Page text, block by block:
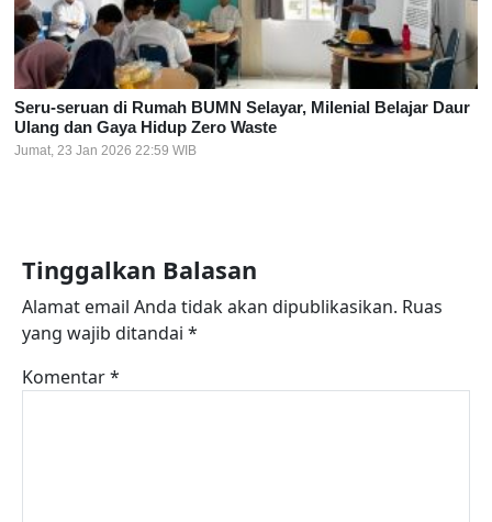
Seru-seruan di Rumah BUMN Selayar, Milenial Belajar Daur
Ulang dan Gaya Hidup Zero Waste
Jumat, 23 Jan 2026 22:59 WIB
Tinggalkan Balasan
Alamat email Anda tidak akan dipublikasikan. Ruas
yang wajib ditandai *
Komentar*